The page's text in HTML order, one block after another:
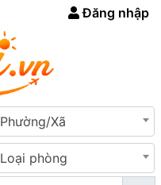
Đăng nhập
Phường/Xã
Loại phòng